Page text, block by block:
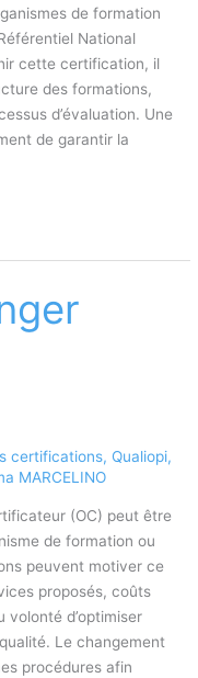
de formation
National
cette certification, il
des formations,
d’évaluation. Une
de garantir la
certifications, Qualiopi,
MARCELINO
(OC) peut être
de formation ou
peuvent motiver ce
proposés, coûts
volonté d’optimiser
Le changement
procédures afin